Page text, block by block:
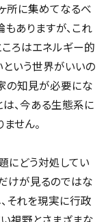
所に集めてなるべ
もありますが、これ
ろはエネルギー的
いう世界がいいの
の知見が必要にな
は、今ある生態系に
せん。
にどう対処してい
けが見るのではな
それを現実に行政